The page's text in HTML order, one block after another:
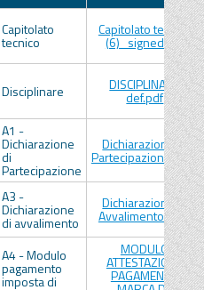
Capitolato
tecnico
Capitolato tecnico
(6)_signed.pdf
Disciplinare DISCIPLINARE
def.pdf
A1 -
Dichiarazione
di
Partecipazione
Dichiarazione di
Partecipazione.docx
A3 -
Dichiarazione
di avvalimento
Dichiarazione di
Avvalimento.docx
A4 - Modulo
pagamento
imposta di
MODULO
ATTESTAZIONE
PAGAMENTO